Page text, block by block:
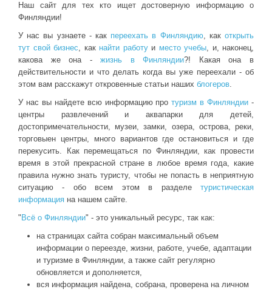
Наш сайт для тех кто ищет достоверную информацию о
Финляндии!
У нас вы узнаете - как переехать в Финляндию, какоткрыть
тут свой бизнес, как найти работуи место учебы, и, наконец,
какова же она -жизнь в Финляндии?! Какая она в
действительности и что делать когда вы уже переехали - об
этом вам расскажут откровенные статьи наших блогеров.
У нас вы найдете всю информацию протуризм в Финляндии -
центры развлечений и аквапарки для детей,
достопримечательности, музеи, замки, озера, острова, реки,
торговыен центры, много вариантов где остановиться и где
перекусить. Как перемещаться по Финляндии, как провести
время в этой прекрасной стране в любое время года, какие
правила нужно знать туристу, чтобы не попасть в неприятную
ситуацию - обо всем этом в разделе туристическая
информация на нашем сайте.
" Всё о Финляндии" - это уникальный ресурс, так как:
на страницах сайта собран максимальный объем
информации о переезде, жизни, работе, учебе, адаптации
и туризме в Финляндии, а также сайт регулярно
обновляется и дополняется,
вся информация найдена, собрана, проверена на личном